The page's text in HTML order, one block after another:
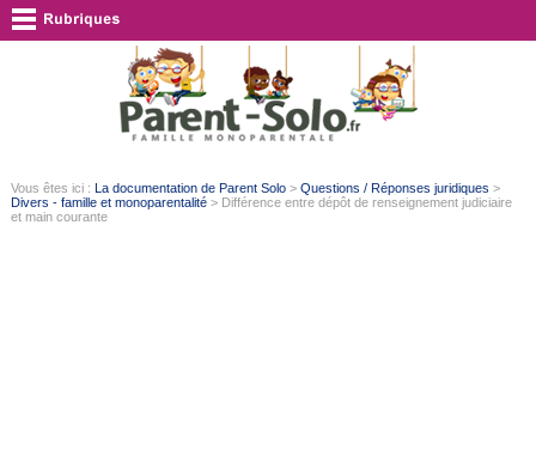
Vous êtes ici : La documentation de Parent Solo> Questions / Réponses juridiques >
Divers - famille et monoparentalité> Différence entre dépôt de renseignement judiciaire
et main courante